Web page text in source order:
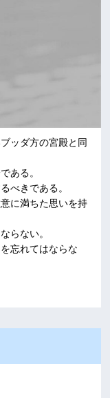
ッダ方の宮殿と同
ある。
べきである。
に満ちた思いを持
らない。
忘れてはならな